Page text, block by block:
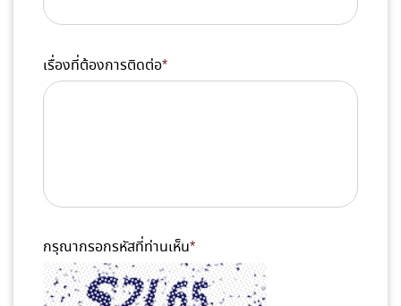
เรื่องที่ต้องการติดต่อ*
กรุณากรอกรหัสที่ท่านเห็น*